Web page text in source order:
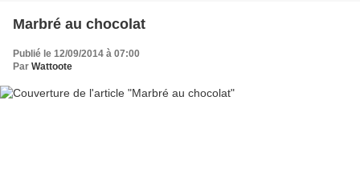
Marbré au chocolat
Publié le 12/09/2014 à 07:00
Par Wattoote